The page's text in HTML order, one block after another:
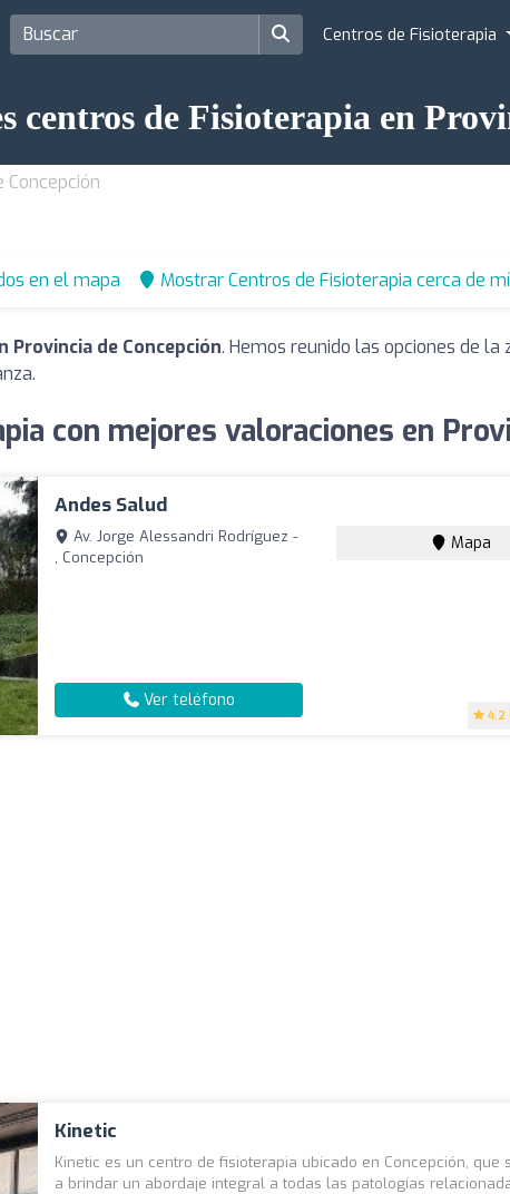
Centros de Fisioterapia
centros de Fisioterapia en
Concepción
en el mapa Mostrar Centros de Fisioterapia cerca de mí
Provincia de Concepción. Hemos reunido las opciones de
con mejores valoraciones en
Andes Salud
4.2
Av. Jorge Alessandri Rodríguez -
, Concepción
Mapa
Ver teléfono
Kinetic
Kinetic es un centro de fisioterapia ubicado en Concepción, que
a brindar un abordaje integral a todas las patologías